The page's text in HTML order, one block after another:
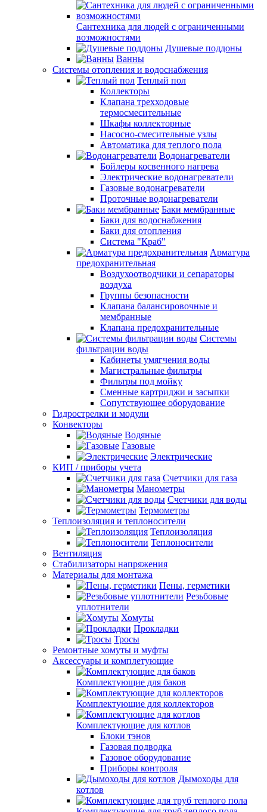
Сантехника для людей с ограниченными
возможностями
Душевые поддоны
Ванны
Системы отопления и водоснабжения
Теплый пол
Коллекторы
Клапана трехходовые
термосмесительные
Шкафы коллекторные
Насосно-смесительные узлы
Автоматика для теплого пола
Водонагреватели
Бойлеры косвенного нагрева
Электрические водонагреватели
Газовые водонагреватели
Проточные водонагреватели
Баки мембранные
Баки для водоснабжения
Баки для отопления
Система "Краб"
Арматура
предохранительная
Воздухоотводчики и сепараторы
воздуха
Группы безопасности
Клапана балансировочные и
мембранные
Клапана предохранительные
Системы
фильтрации воды
Кабинеты умягчения воды
Магистральные фильтры
Фильтры под мойку
Сменные картриджи и засыпки
Сопутствующее оборудование
Гидрострелки и модули
Конвекторы
Водяные
Газовые
Электрические
КИП / приборы учета
Счетчики для газа
Манометры
Счетчики для воды
Термометры
Теплоизоляция и теплоносители
Теплоизоляция
Теплоносители
Вентиляция
Стабилизаторы напряжения
Материалы для монтажа
Пены, герметики
Резьбовые
уплотнители
Хомуты
Прокладки
Тросы
Ремонтные хомуты и муфты
Аксессуары и комплетующие
Комплектующие для баков
Комплектующие для коллекторов
Комплектующие для котлов
Блоки тэнов
Газовая подводка
Газовое оборудование
Приборы контроля
Дымоходы для
котлов